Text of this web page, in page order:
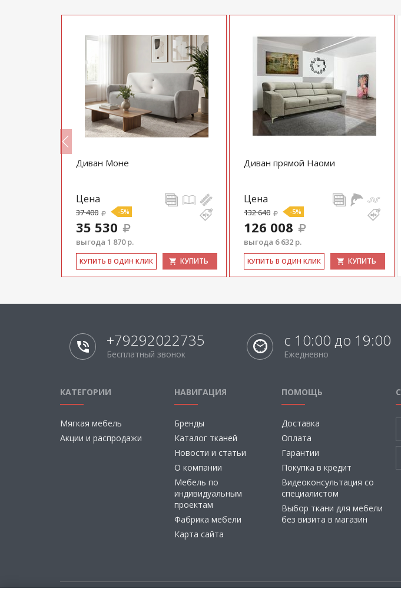
Диван Моне
Цена
37 400 -5%
35 530
выгода 1 870 р.
КУ­ПИТЬ В ОДИН КЛИК КУПИТЬ
Диван прямой Наоми
Цена
132 640 -5%
126 008
выгода 6 632 р.
КУ­ПИТЬ В ОДИН КЛИК КУПИТЬ
+79292022735
Бесплатный звонок
с 10:00 до 19:00
Ежедневно
КАТЕГОРИИ
Мягкая мебель
Акции и распродажи
НАВИГАЦИЯ
Бренды
Каталог тканей
Новости и статьи
О компании
Мебель по
индивидуальным
проектам
Фабрика мебели
Карта сайта
ПОМОЩЬ
Доставка
Оплата
Гарантии
Покупка в кредит
Видеоконсультация со
специалистом
Выбор ткани для мебели
без визита в магазин